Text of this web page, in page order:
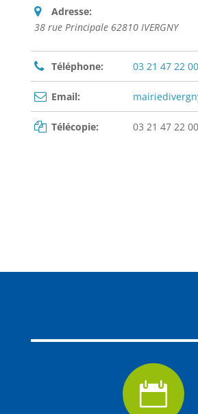
Adresse:
38 rue Principale 62810 IVERGNY
Téléphone: 03 21 47 22 00
Email:
Télécopie: 03 21 47 22 00
